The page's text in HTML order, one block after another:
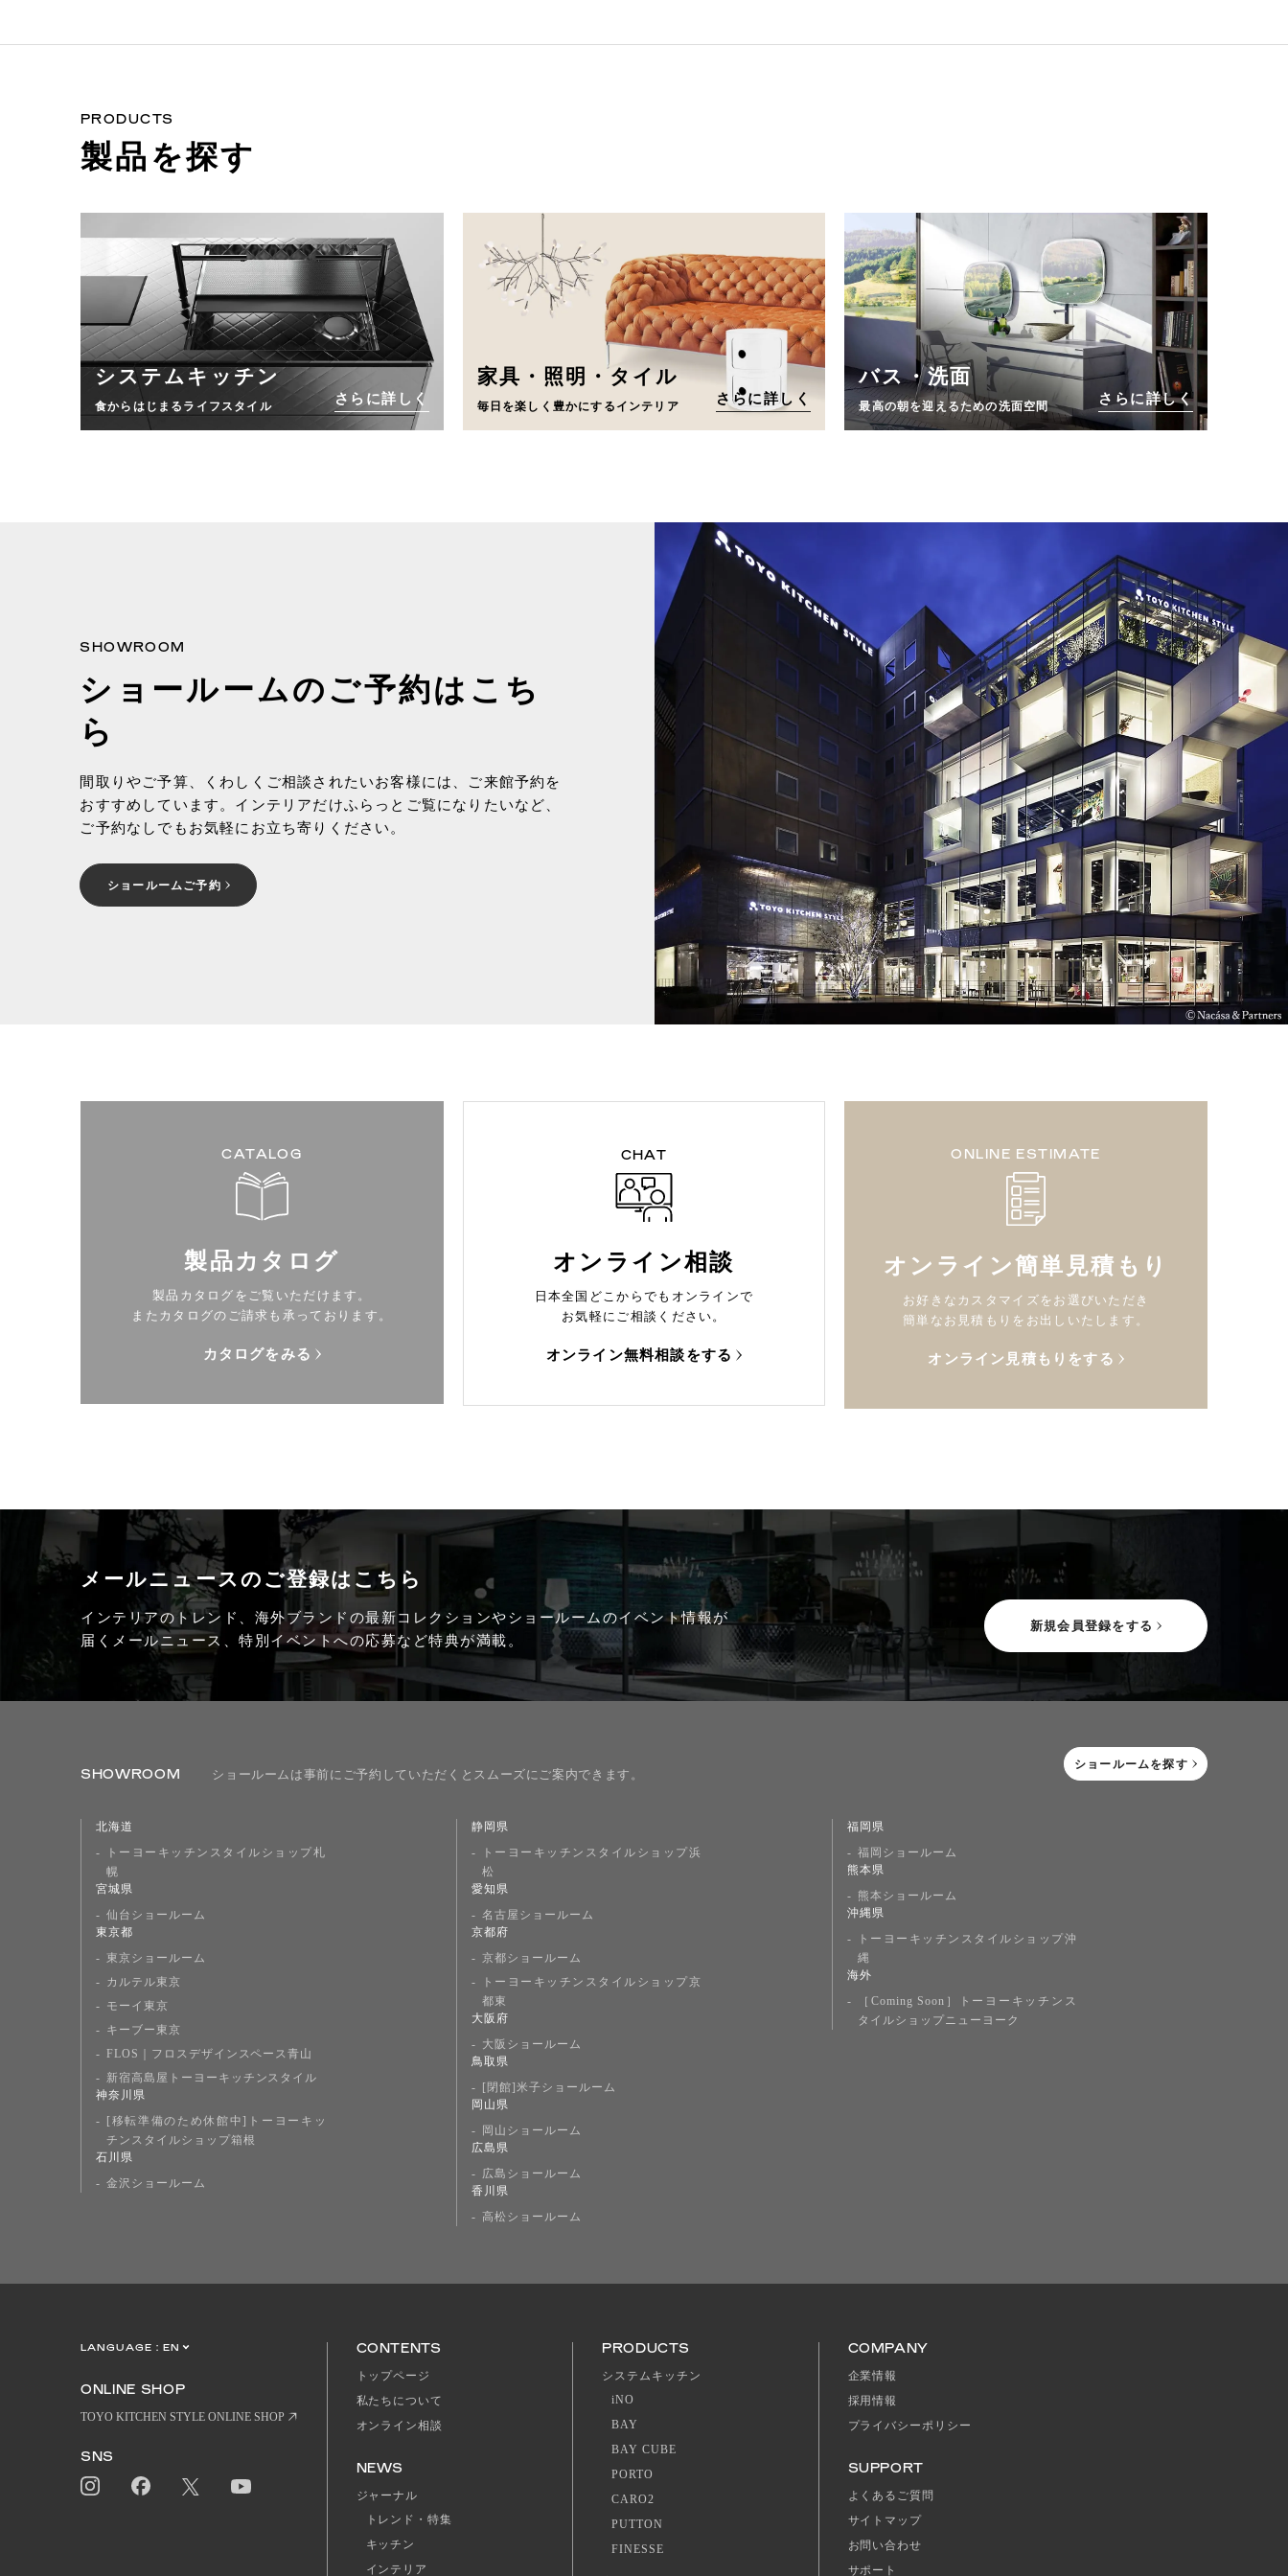
PRODUCTS
製品を探す
システムキッチン
食からはじまるライフスタイル さらに詳しく
家具・照明・タイル
毎日を楽しく豊かにするインテリア さらに詳しく
バス・洗面
最高の朝を迎えるための洗面空間 さらに詳しく
SHOWROOM
ショールームのご予約はこち
ら
間取りやご予算、くわしくご相談されたいお客様には、ご来館予約を
おすすめしています。インテリアだけふらっとご覧になりたいなど、
ご予約なしでもお気軽にお立ち寄りください。
ショールームご予約
CATALOG
製品カタログ
製品カタログをご覧いただけます。
またカタログのご請求も承っております。
カタログをみる
CHAT
オンライン相談
日本全国どこからでもオンラインで
お気軽にご相談ください。
オンライン無料相談をする
ONLINE ESTIMATE
オンライン簡単見積もり
お好きなカスタマイズをお選びいただき
簡単なお見積もりをお出しいたします。
オンライン見積もりをする
メールニュースの ご登録はこちら
インテリアのトレンド、海外ブランドの最新コレクションやショールームのイベント情報が
届くメールニュース、特別イベントへの応募など特典が満載。
新規会員登録をする
SHOWROOM ショールームは事前にご予約していただくとスムーズにご案内できます。
ショールームを探す
北海道
トーヨーキッチンスタイルショップ札
幌
宮城県
仙台ショールーム
東京都
東京ショールーム
カルテル東京
モーイ東京
キーブー東京
FLOS｜フロスデザインスペース青山
新宿高島屋トーヨーキッチンスタイル
神奈川県
[移転準備のため休館中]トーヨーキッ
チンスタイルショップ箱根
石川県
金沢ショールーム
静岡県
トーヨーキッチンスタイルショップ浜
松
愛知県
名古屋ショールーム
京都府
京都ショールーム
トーヨーキッチンスタイルショップ京
都東
大阪府
大阪ショールーム
鳥取県
[閉館]米子ショールーム
岡山県
岡山ショールーム
広島県
広島ショールーム
香川県
高松ショールーム
福岡県
福岡ショールーム
熊本県
熊本ショールーム
沖縄県
トーヨーキッチンスタイルショップ沖
縄
海外
［Coming Soon］トーヨーキッチンス
タイルショップニューヨーク
LANGUAGE : EN
ONLINE SHOP
TOYO KITCHEN STYLE ONLINE SHOP
SNS
CONTENTS
トップページ
私たちについて
オンライン相談
NEWS
ジャーナル
トレンド・特集
キッチン
インテリア
PRODUCTS
システムキッチン
iNO
BAY
BAY CUBE
PORTO
CARO2
PUTTON
FINESSE
COMPANY
企業情報
採用情報
プライバシーポリシー
SUPPORT
よくあるご質問
サイトマップ
お問い合わせ
サポート